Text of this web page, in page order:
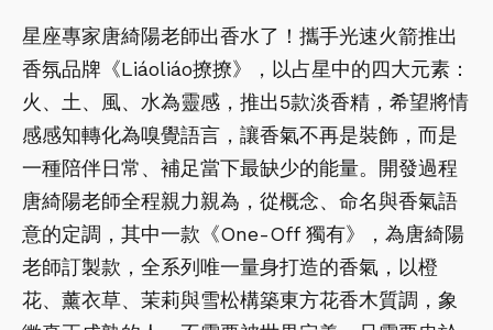
星座專家唐綺陽老師出香水了！攜手光速火箭推出
香氛品牌《Liáoliáo撩撩》，以占星中的四大元素：
火、土、風、水為靈感，推出5款淡香精，希望將情
感感知轉化為嗅覺語言，讓香氣不再是裝飾，而是
一種陪伴日常、補足當下最缺少的能量。開發過程
唐綺陽老師全程親力親為，從概念、命名與香氣語
意的定調，其中一款《One-Off 獨有》，為唐綺陽
老師訂製款，全系列唯一量身打造的香氣，以橙
花、薰衣草、茉莉與雪松構築東方花香木質調，象